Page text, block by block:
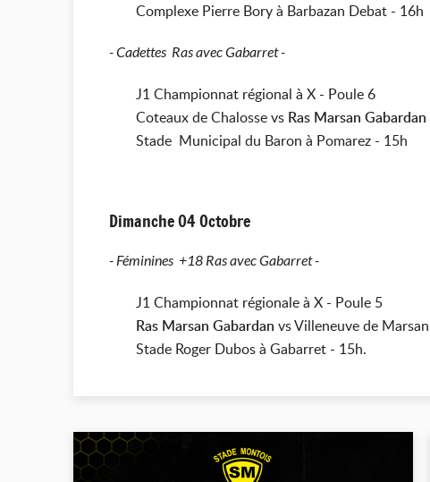
Complexe Pierre Bory à Barbazan Debat - 16h
- Cadettes Ras avec Gabarret -
J1 Championnat régional à X - Poule 6
Coteaux de Chalosse vs Ras Marsan Gabardan
Stade Municipal du Baron à Pomarez - 15h
Dimanche 04 Octobre
- Féminines +18 Ras avec Gabarret -
J1 Championnat régionale à X - Poule 5
Ras Marsan Gabardan vs Villeneuve de Marsan
Stade Roger Dubos à Gabarret - 15h.